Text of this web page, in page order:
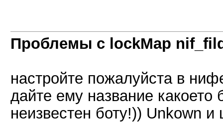
Проблемы с lockMap
настройте пожалуйста в
дайте ему название какоето
неизвестен боту!)) Unkown